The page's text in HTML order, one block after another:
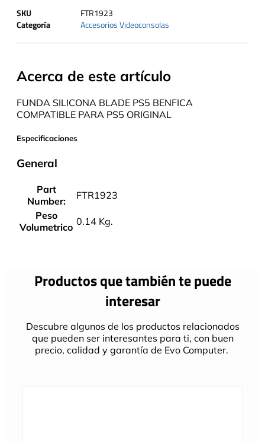
SKU
FTR1923
Categoría
Accesorios Videoconsolas
Acerca de este artículo
FUNDA SILICONA BLADE PS5 BENFICA
COMPATIBLE PARA PS5 ORIGINAL
Especificaciones
General
Part
Number:
FTR1923
Peso
Volumetrico 0.14 Kg.
Productos que también te puede
interesar
Descubre algunos de los productos relacionados
que pueden ser interesantes para ti, con buen
precio, calidad y garantía de Evo Computer.